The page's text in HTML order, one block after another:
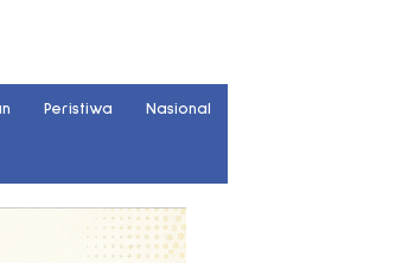
Peristiwa Nasional